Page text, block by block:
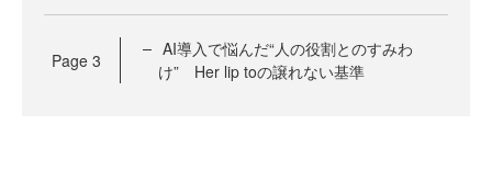
Page 3
AI導入で悩んだ“人の役割とのすみわ
け” Her lip toの譲れない基準